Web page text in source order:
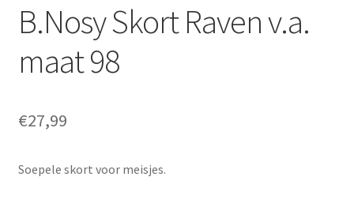
B.Nosy Skort Raven v.a.
maat 98
€27,99
Soepele skort voor meisjes.